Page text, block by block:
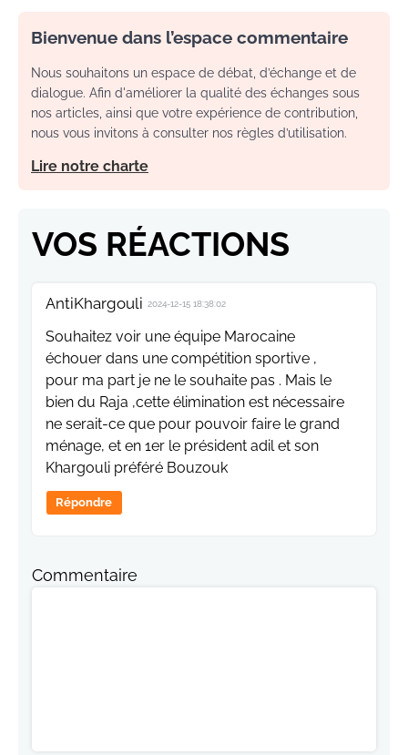
Bienvenue dans l’espace commentaire
Nous souhaitons un espace de débat, d’échange et de
dialogue. Afin d'améliorer la qualité des échanges sous
nos articles, ainsi que votre expérience de contribution,
nous vous invitons à consulter nos règles d’utilisation.
Lire notre charte
VOS RÉACTIONS
AntiKhargouli 2024-12-15 18:38:02
Souhaitez voir une équipe Marocaine
échouer dans une compétition sportive ,
pour ma part je ne le souhaite pas . Mais le
bien du Raja ,cette élimination est nécessaire
ne serait-ce que pour pouvoir faire le grand
ménage, et en 1er le président adil et son
Khargouli préféré Bouzouk
Répondre
Commentaire